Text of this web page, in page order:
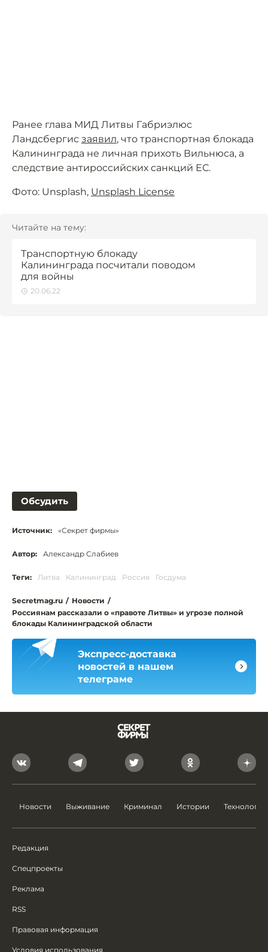
Ранее глава МИД Литвы Габриэлюс
Ландсбергис заявил, что транспортная блокада
Калининграда не личная прихоть Вильнюса, а
следствие антироссийских санкций ЕС.
Фото: Unsplash, Unsplash License
Читайте на тему:
Транспортную блокаду
Калининграда посчитали поводом
для войны
20.06.22
Обсудить
Источник: «Секрет фирмы»
Автор: Александр Слабиев
Теги: Литва Калининград Россия Госдума
Secretmag.ru / Новости /
Россиянам рассказали о «правоте Литвы» и угрозе полной
блокады Калининградской области
Экспресс-доставка
новостей в нашем
телеграме
Новости Выживание Криминал Истории Технологии
Редакция
Спецпроекты
Реклама
RSS
Правовая информация
Условия использования